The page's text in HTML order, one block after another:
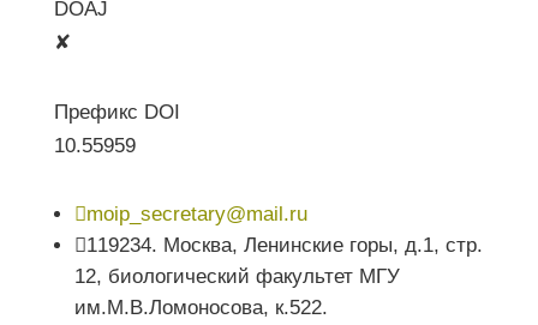
DOAJ
✘
Префикс DOI
10.55959
moip_secretary@mail.ru
119234. Москва, Ленинские горы, д.1, стр.
12, биологический факультет МГУ
им.М.В.Ломоносова, к.522.